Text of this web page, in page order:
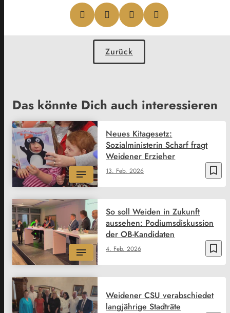
Zurück
Das könnte Dich auch interessieren
bookmark_border
13. Feb. 2026
Neues Kitagesetz:
Sozialministerin Scharf fragt
Weidener Erzieher
bookmark_border
4. Feb. 2026
So soll Weiden in Zukunft
aussehen: Podiumsdiskussion
der OB-Kandidaten
Weidener CSU verabschiedet
langjährige Stadträte